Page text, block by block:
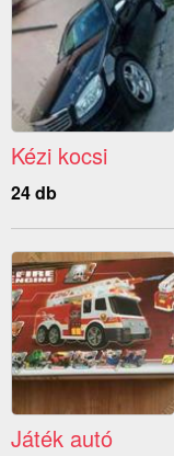
Kézi kocsi
24 db
Játék autó